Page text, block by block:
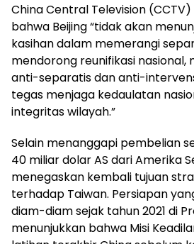
China Central Television
bahwa Beijing “tidak akan
kasihan dalam memerangi
mendorong reunifikasi nasional,
anti-separatis dan anti-
tegas menjaga kedaulatan
integritas wilayah.”
Selain menanggapi pembelian
40 miliar dolar AS dari Amerika
menegaskan kembali tujuan
terhadap Taiwan. Persiapan
diam-diam sejak tahun 2021 di
menunjukkan bahwa Misi